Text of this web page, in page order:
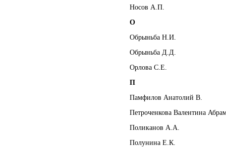
Носов А.П.
О
Обрыньба Н.И.
Обрыньба Д.Д.
Орлова С.Е.
П
Памфилов Анатолий В.
Петроченкова Валентина
Поликанов А.А.
Полунина Е.К.